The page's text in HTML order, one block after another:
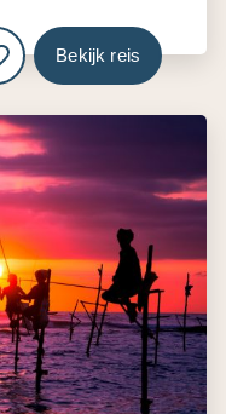
Bekijk reis